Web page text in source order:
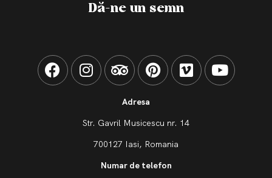
Dă-ne un semn
Adresa
Str. Gavril Musicescu nr. 14
700127 Iasi, Romania
Numar de telefon